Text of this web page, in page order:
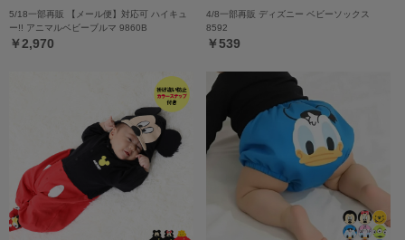
5/18一部再販 【メール便】対応可 ハイキュ
ー!! アニマルベビーブルマ 9860B
￥2,970
4/8一部再販 ディズニー ベビーソックス
8592
￥539